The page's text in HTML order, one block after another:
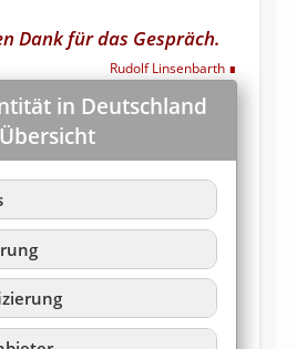
Dank für das Gespräch.
Rudolf Linsenbarth
in Deutschland
(Geschäftsführer
Wette darauf
VideoIdent noch in
Identifizierung:
Standards
und der Tod der